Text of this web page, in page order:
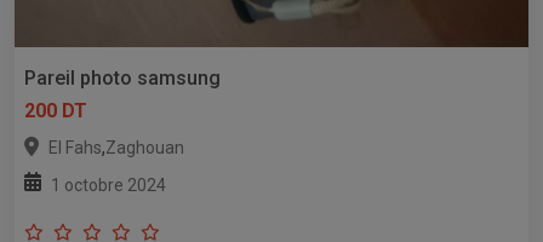
Pareil photo samsung
200 DT
El Fahs,Zaghouan
1 octobre 2024